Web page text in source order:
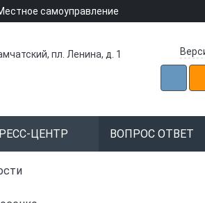
самоуправление
пл. Ленина, д. 1
ЦЕНТР ВОПРОС ОТВЕТ